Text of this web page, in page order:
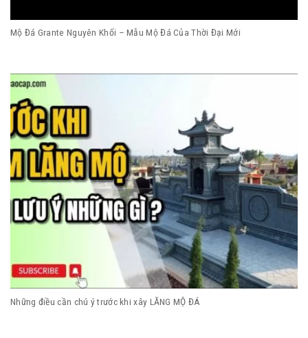
Mộ Đá Grante Nguyên Khối – Mẫu Mộ Đá Của Thời Đại Mới
Những điều cần chú ý trước khi xây LĂNG MỘ ĐÁ